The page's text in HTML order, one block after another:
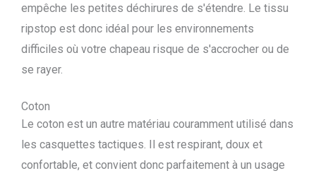
empêche les petites déchirures de s'étendre. Le tissu
ripstop est donc idéal pour les environnements
difficiles où votre chapeau risque de s'accrocher ou de
se rayer.
Coton
Le coton est un autre matériau couramment utilisé dans
les casquettes tactiques. Il est respirant, doux et
confortable, et convient donc parfaitement à un usage